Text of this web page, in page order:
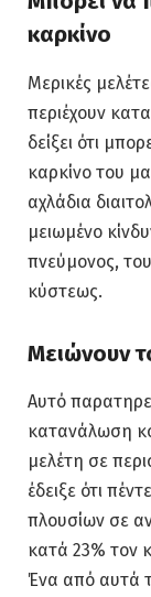
καρκίνο
Μερικές
περιέχουν
δείξει ότι
καρκίνο του
αχλάδια
μειωμένο
πνεύμονος,
κύστεως.
Μειώνουν
Αυτό
κατανάλωση
μελέτη σε
έδειξε ότι
πλουσίων σε
κατά 23% τον
Ένα από αυτά